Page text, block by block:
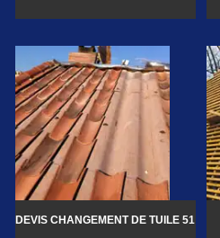
DEVIS CHANGEMENT DE TUILE 51